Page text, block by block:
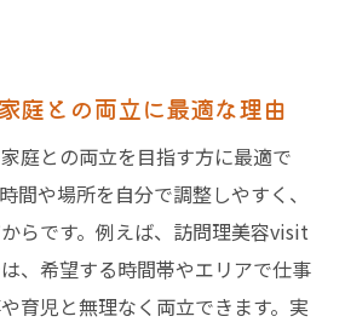
庭との両立に最適な理由
庭との両立を目指す方に最適で
間や場所を自分で調整しやすく、
らです。例えば、訪問理美容visit
、希望する時間帯やエリアで仕事
育児と無理なく両立できます。実